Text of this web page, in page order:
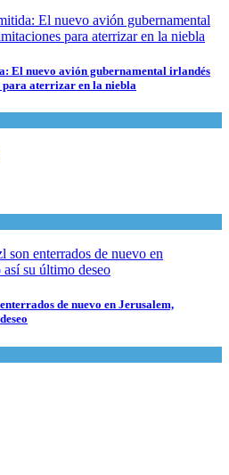
El nuevo avión gubernamental irlandés
para aterrizar en la niebla
de nuevo en Jerusalem,